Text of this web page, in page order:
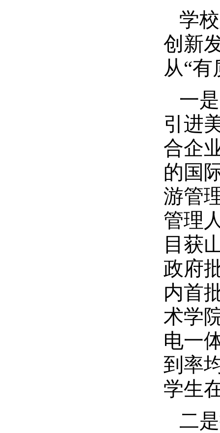
学
创新
从“
一
引进
合企
的国
游管
管理
目获
政府
内首
术学
电一
到率
学生
二